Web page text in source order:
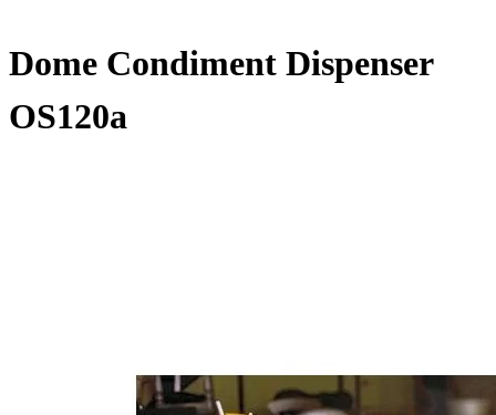
Dome Condiment Dispenser
OS120a